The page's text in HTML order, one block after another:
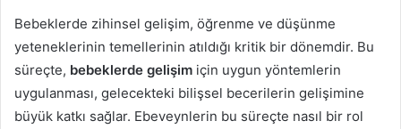
Bebeklerde zihinsel gelişim, öğrenme ve düşünme
yeteneklerinin temellerinin atıldığı kritik bir dönemdir. Bu
süreçte, bebeklerde gelişim için uygun yöntemlerin
uygulanması, gelecekteki bilişsel becerilerin gelişimine
büyük katkı sağlar. Ebeveynlerin bu süreçte nasıl bir rol